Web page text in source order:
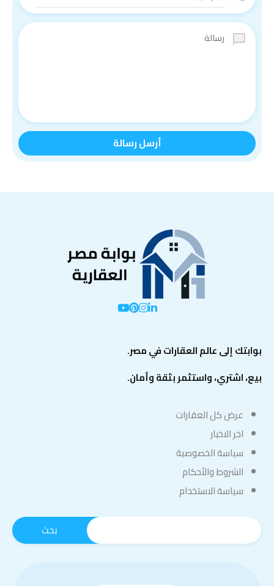
بوابتك إلى عالم العقارات في مصر.
بيع، اشتري، واستثمر بثقة وأمان.
عرض كل العقارات
اخر الاخبار
سياسة الخصوصية
الشروط والأحكام
سياسة الاستخدام